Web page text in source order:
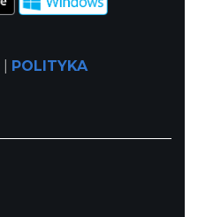
POLITYKA